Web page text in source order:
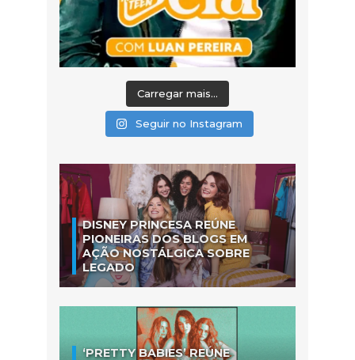
Carregar mais...
Seguir no Instagram
DISNEY PRINCESA REÚNE
PIONEIRAS DOS BLOGS EM
AÇÃO NOSTÁLGICA SOBRE
LEGADO
‘PRETTY BABIES’ REÚNE